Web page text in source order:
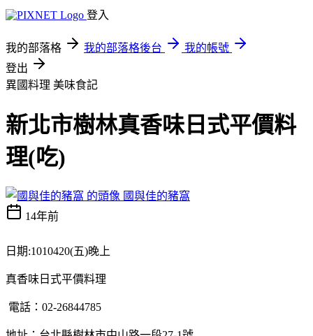
登入
我的部落格 我的部落格後台
我的帳號
登出
異國料理 美味食記
新北市樹林真香味日式平價料
理(吃)
國與佳的豬窩
14年前
日期:1010420(五)晚上
真香味日式平價料理
電話：02-26844785